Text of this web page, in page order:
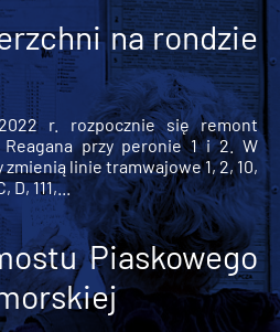
na rondzie
r. rozpocznie się remont
przy peronie 1 i 2. W
linie tramwajowe 1, 2, 10,
111,...
Piaskowego